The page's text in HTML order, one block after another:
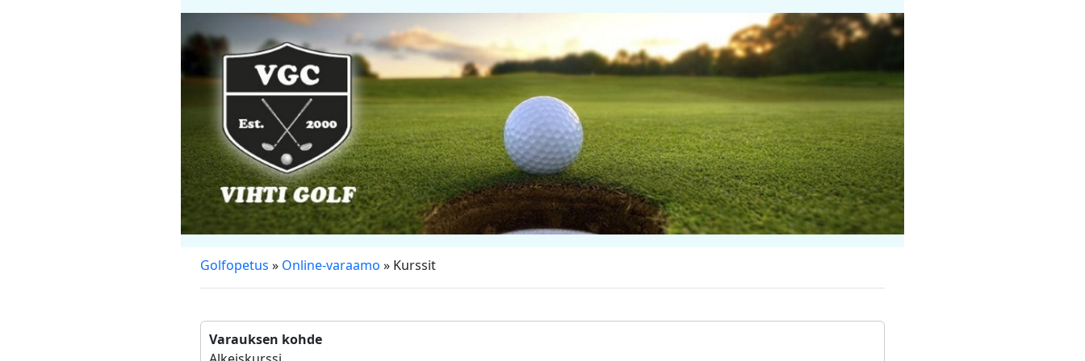
Golfopetus » Online-varaamo » Kurssit
Varauksen kohde